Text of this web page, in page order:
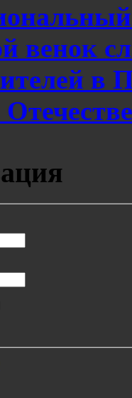
венок
в